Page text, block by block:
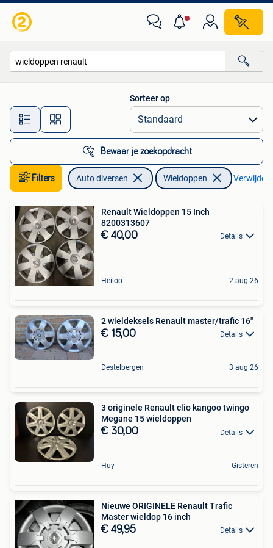
Alle afstanden…
Sorteer op
Bewaar je zoekopdracht
Filters Auto diversen Wieldoppen Verwijder
Renault Wieldoppen 15 Inch
8200313607
€ 40,00 Details
Heiloo 2 aug 26
2 wieldeksels Renault master/trafic 16''
€ 15,00 Details
Destelbergen 3 aug 26
3 originele Renault clio kangoo twingo
Megane 15 wieldoppen
€ 30,00 Details
Huy Gisteren
Nieuwe ORIGINELE Renault Trafic
Master wieldop 16 inch
€ 49,95 Details